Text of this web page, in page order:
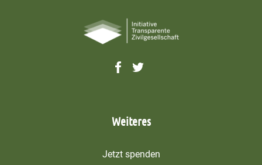
Weiteres
Jetzt spenden